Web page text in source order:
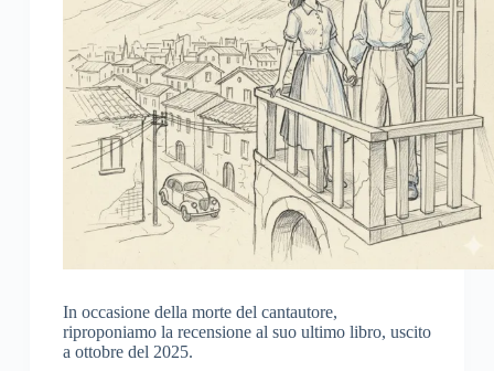
In occasione della morte del cantautore,
riproponiamo la recensione al suo ultimo libro, uscito
a ottobre del 2025.